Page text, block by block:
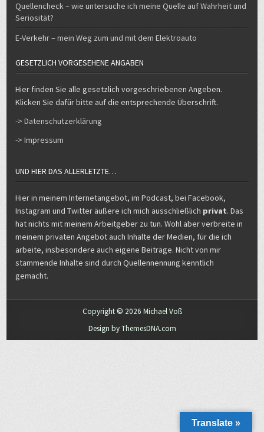
Quellencheck – wie untersuche ich meine Quelle auf Wahrheit und
Seriosität?
E-Verkehr – mein Weg zum und mit dem Elektroauto
GESETZLICH VORGESEHENE ANGABEN
Hier finden Sie alle gesetzlich vorgeschriebenen Angeben.
Klicken Sie dafür bitte auf die entsprechende Überschrift.
-> Datenschutzerklärung
-> Impressum
UND HIER DAS ALLERLETZTE…
Hier in meinem Internetangebot, im Podcast, bei Facebook,
Instagram und Twitter äußere ich mich ausschließlich privat. Das
hat nichts mit meinem Arbeitgeber zu tun. Wohl aber verbreite in
meinem privaten Angebot auch Inhalte der Medien, für die ich
arbeite, insbesondere auch eigene Beiträge. Nicht von mir
stammende Inhalte sind durch Quellennennung kenntlich
gemacht.
Copyright © 2026 Michael Voß
Design by ThemesDNA.com
Translate »